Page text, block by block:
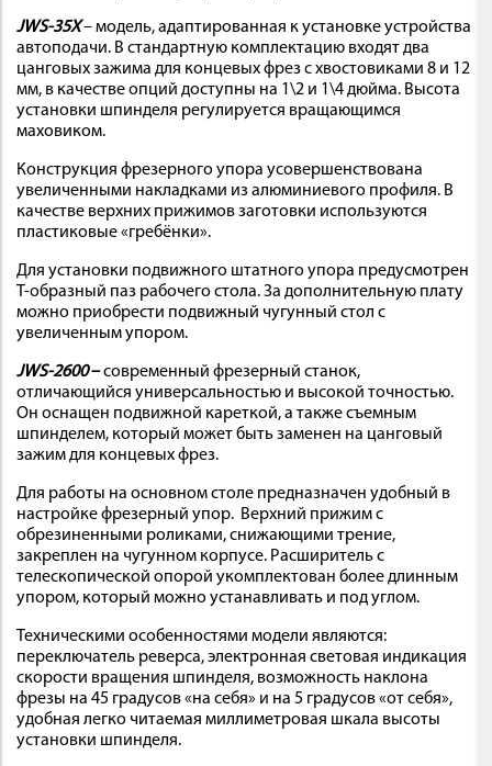
JWS-35X– модель, адаптированная к установке устройства
автоподачи. В стандартную комплектацию входят два
цанговых зажима для концевых фрез с хвостовиками 8 и 12
мм, в качестве опций доступны на 1\2 и 1\4 дюйма. Высота
установки шпинделя регулируется вращающимся
маховиком.
Конструкция фрезерного упора усовершенствована
увеличенными накладками из алюминиевого профиля. В
качестве верхних прижимов заготовки используются
пластиковые «гребёнки».
Для установки подвижного штатного упора предусмотрен
Т-образный паз рабочего стола. За дополнительную плату
можно приобрести подвижный чугунный стол с
увеличенным упором.
JWS-2600–современный фрезерный станок,
отличающийся универсальностью и высокой точностью.
Он оснащен подвижной кареткой, а также съемным
шпинделем, который может быть заменен на цанговый
зажим для концевых фрез.
Для работы на основном столе предназначен удобный в
настройке фрезерный упор. Верхний прижим с
обрезиненными роликами, снижающими трение,
закреплен на чугунном корпусе. Расширитель с
телескопической опорой укомплектован более длинным
упором, который можно устанавливать и под углом.
Техническими особенностями модели являются:
переключатель реверса, электронная световая индикация
скорости вращения шпинделя, возможность наклона
фрезы на 45 градусов «на себя» и на 5 градусов «от себя»,
удобная легко читаемая миллиметровая шкала высоты
установки шпинделя.